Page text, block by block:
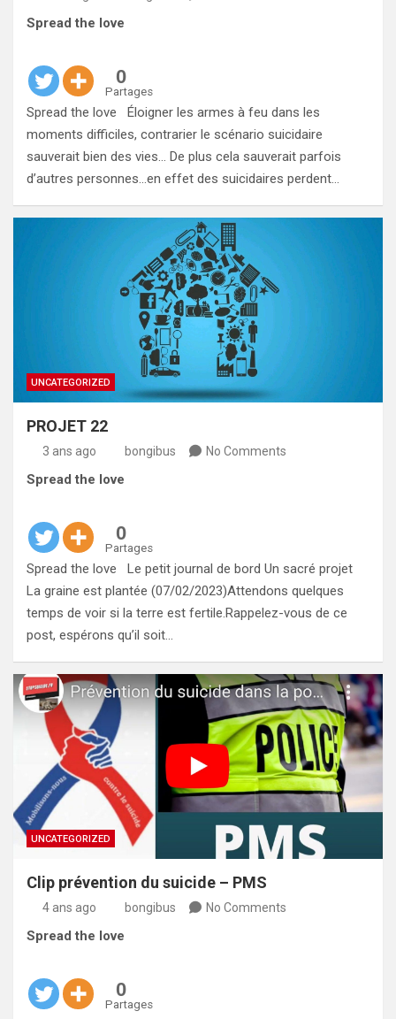
Spread the love
0
Partages
Spread the love Éloigner les armes à feu dans les
moments difficiles, contrarier le scénario suicidaire
sauverait bien des vies… De plus cela sauverait parfois
d’autres personnes…en effet des suicidaires perdent…
UNCATEGORIZED
PROJET 22
3 ans ago bongibus No Comments
Spread the love
0
Partages
Spread the love Le petit journal de bord Un sacré projet
La graine est plantée (07/02/2023)Attendons quelques
temps de voir si la terre est fertile.Rappelez-vous de ce
post, espérons qu’il soit…
UNCATEGORIZED
Clip prévention du suicide – PMS
4 ans ago bongibus No Comments
Spread the love
0
Partages